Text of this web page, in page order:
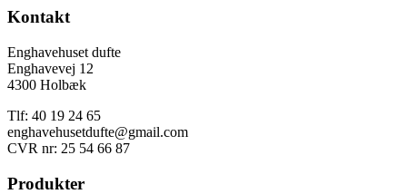
Kontakt
Enghavehuset dufte
Enghavevej 12
4300 Holbæk
Tlf: 40 19 24 65
enghavehusetdufte@gmail.com
CVR nr: 25 54 66 87
Produkter